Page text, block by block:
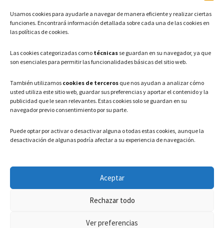
Usamos cookies para ayudarle a navegar de manera eficiente y realizar ciertas
funciones. Encontrará información detallada sobre cada una de las cookies en
las políticas de cookies.
Las cookies categorizadas como técnicas se guardan en su navegador, ya que
son esenciales para permitir las funcionalidades básicas del sitio web.
También utilizamos cookies de terceros que nos ayudan a analizar cómo
usted utiliza este sitio web, guardar sus preferencias y aportar el contenido y la
publicidad que le sean relevantes. Estas cookies solo se guardan en su
navegador previo consentimiento por su parte.
Puede optar por activar o desactivar alguna o todas estas cookies, aunque la
desactivación de algunas podría afectar a su experiencia de navegación.
Aceptar
Rechazar todo
Ver preferencias
Teléfono: 91 886 44 62
Correo Electrónico:
HORARIO
Lunes a Viernes: 08:00h – 15:00h
LEGAL
Política de privacidad–Aviso Legal–Política de cookies
Registro de actividades de Tratamiento